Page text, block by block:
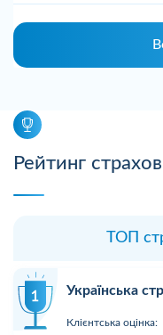
Рейтинг
ТОП
Українська
Клієнтська оцінка: